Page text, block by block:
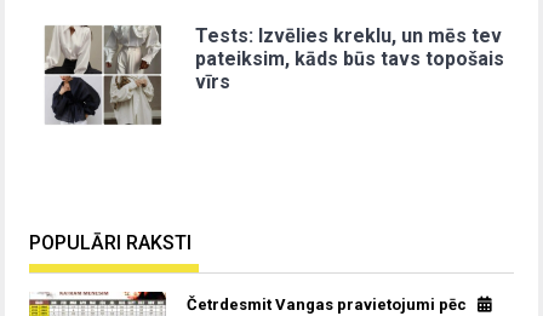
Tests: Izvēlies kreklu, un mēs tev
pateiksim, kāds būs tavs topošais
vīrs
POPULĀRI RAKSTI
Četrdesmit Vangas pravietojumi pēc